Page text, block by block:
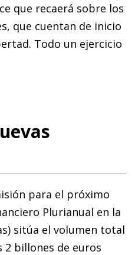
que recaerá sobre los
que cuentan de inicio
Todo un ejercicio
para el próximo
Plurianual en la
sitúa el volumen total
2 billones de euros